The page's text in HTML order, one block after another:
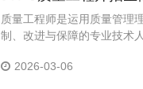
质量工程师是运用质量管理
制、改进与保障的专业技术人
2026-03-06